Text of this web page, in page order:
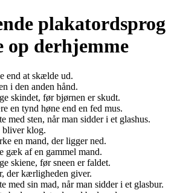
plakatordsprog
derhjemme
end at skælde ud.
i den anden hånd.
skindet, før bjørnen er skudt.
en tynd høne end en fed mus.
med sten, når man sidder i et glashus.
bliver klog.
en mand, der ligger ned.
gæk af en gammel mand.
skiene, før sneen er faldet.
der kærligheden giver.
med sin mad, når man sidder i et glasbur.